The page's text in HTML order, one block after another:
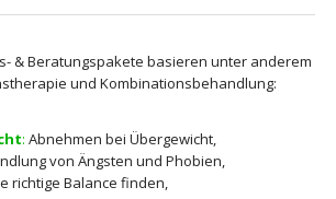
& Beratungspakete basieren unter anderem
und Kombinationsbehandlung:
: Abnehmen bei Übergewicht,
von Ängsten und Phobien,
richtige Balance finden,